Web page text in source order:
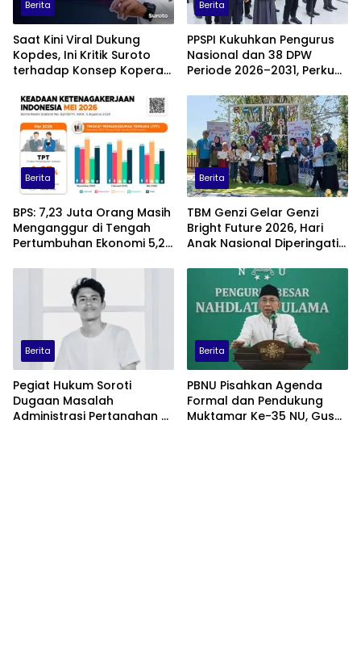
Berita
Saat Kini Viral Dukung
Kopdes, Ini Kritik Suroto
terhadap Konsep Koperasi
Berita
PPSPI Kukuhkan Pengurus
Nasional dan 38 DPW
Periode 2026–2031, Perkuat
Publik
Berita
BPS: 7,23 Juta Orang Masih
Menganggur di Tengah
Pertumbuhan Ekonomi 5,29
Berita
TBM Genzi Gelar Genzi
Bright Future 2026, Hari
Anak Nasional Diperingati
Tembang Dolanan
Berita
Pegiat Hukum Soroti
Dugaan Masalah
Administrasi Pertanahan di
Berita
PBNU Pisahkan Agenda
Formal dan Pendukung
Muktamar Ke-35 NU, Gus